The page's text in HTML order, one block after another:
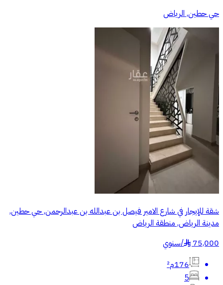
حي حطين, الرياض
شقة للإيجار في شارع الامير فيصل بن عبدالله بن عبدالرحمن, حي حطين,
مدينة الرياض, منطقة الرياض
75,000
§
/سنوي
176م²
5